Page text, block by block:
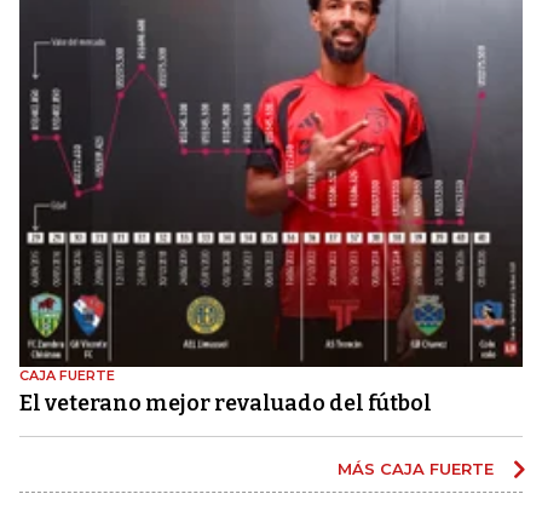
CAJA FUERTE
El veterano mejor revaluado del fútbol
MÁS CAJA FUERTE